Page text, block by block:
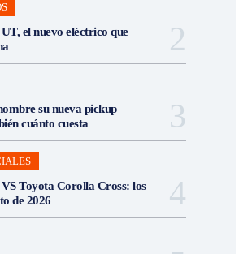
el nuevo eléctrico que
su nueva pickup
cuánto cuesta
Toyota Corolla Cross: los
de 2026